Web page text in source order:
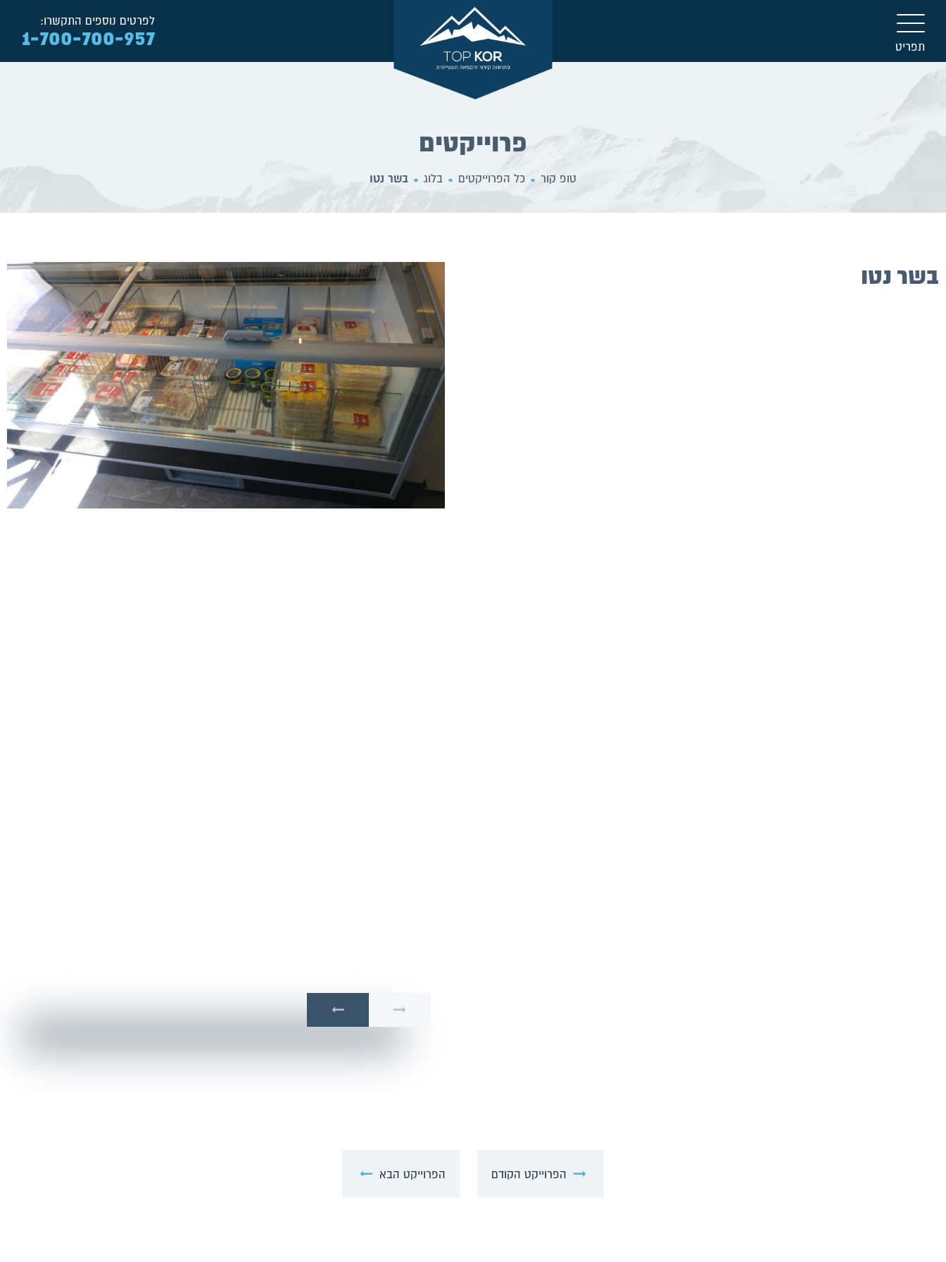
תפריט
לפרטים נוספים התקשרו:
1-700-700-957
פרוייקטים
טופ קור ■ כל הפרוייקטים ■ בלוג ■ בשר נטו
בשר נטו
הפרוייקט הקודם הפרוייקט הבא